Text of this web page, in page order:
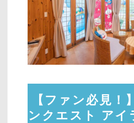
【ファン必見！
ンクエスト アイ